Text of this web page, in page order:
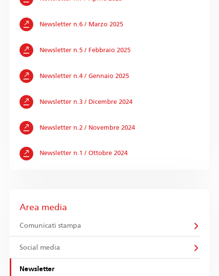
Newsletter n.6 / Marzo 2025
Newsletter n.5 / Febbraio 2025
Newsletter n.4 / Gennaio 2025
Newsletter n.3 / Dicembre 2024
Newsletter n.2 / Novembre 2024
Newsletter n.1 / Ottobre 2024
Area media
Comunicati stampa
Social media
Newsletter